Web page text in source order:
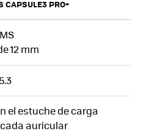
CAPSULE3 PRO+
12 mm
el estuche de carga
auricular